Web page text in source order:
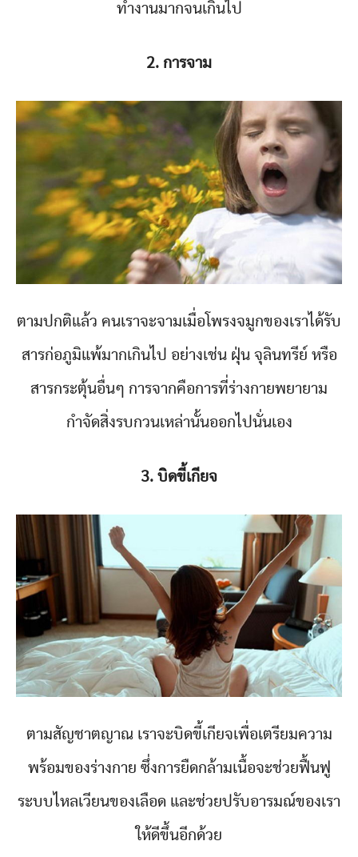
ทำงานมากจนเกินไป
2. การจาม
ตามปกติแล้ว คนเราจะจามเมื่อโพรงจมูกของเราได้รับ
สารก่อภูมิแพ้มากเกินไป อย่างเช่น ฝุ่น จุลินทรีย์ หรือ
สารกระตุ้นอื่นๆ การจากคือการที่ร่างกายพยายาม
กำจัดสิ่งรบกวนเหล่านั้นออกไปนั่นเอง
3. บิดขี้เกียจ
ตามสัญชาตญาณ เราจะบิดขี้เกียจเพื่อเตรียมความ
พร้อมของร่างกาย ซึ่งการยืดกล้ามเนื้อจะช่วยฟื้นฟู
ระบบไหลเวียนของเลือด และช่วยปรับอารมณ์ของเรา
ให้ดีขึ้นอีกด้วย